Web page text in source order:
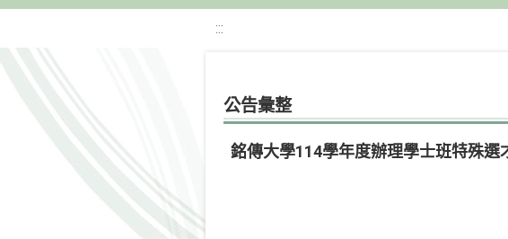
:::
公告彙整
銘傳大學114學年度辦理學士班特殊選